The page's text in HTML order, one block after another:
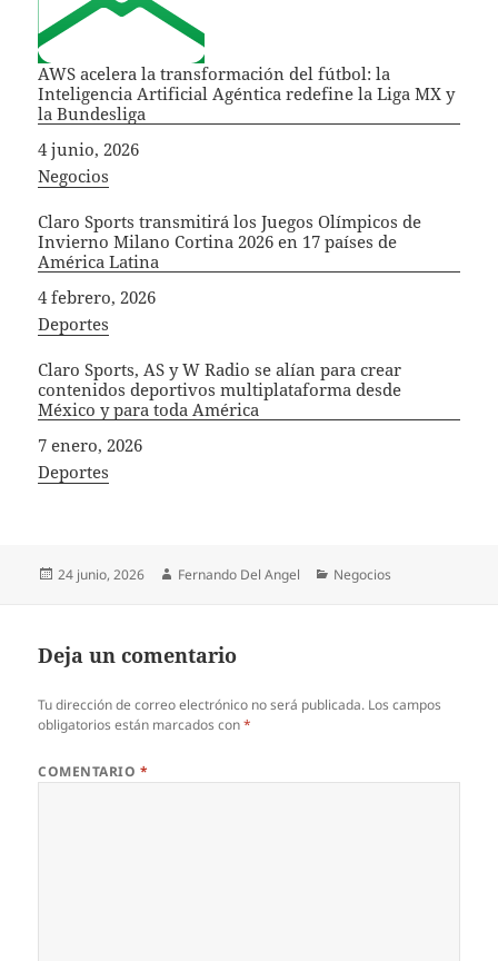
AWS acelera la transformación del fútbol: la
Inteligencia Artificial Agéntica redefine la Liga MX y
la Bundesliga
Fecha
4 junio, 2026
In relation to
Negocios
Claro Sports transmitirá los Juegos Olímpicos de
Invierno Milano Cortina 2026 en 17 países de
América Latina
Fecha
4 febrero, 2026
In relation to
Deportes
Claro Sports, AS y W Radio se alían para crear
contenidos deportivos multiplataforma desde
México y para toda América
Fecha
7 enero, 2026
In relation to
Deportes
Publicado
24 junio, 2026 Autor
Fernando Del Angel Categorías
Negocios
Deja un comentario
Tu dirección de correo electrónico no será publicada. Los campos
obligatorios están marcados con*
COMENTARIO *